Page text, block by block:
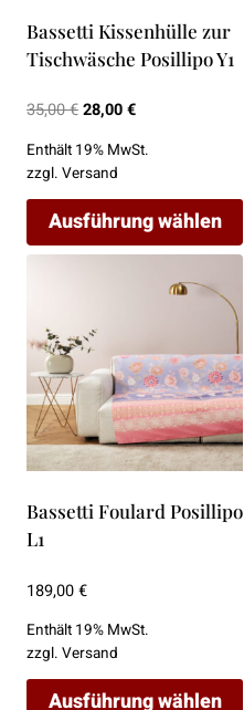
Bassetti Kissenhülle zur
Tischwäsche Posillipo Y1
35,00€Ursprünglicher
war:
35,00 €
28,00€Aktueller
ist:
Enthält 19% MwSt.
zzgl. Versand
Ausführung wählen
Dieses
mehrere
Varianten
auf.
Die
Optionen
können
auf
Produktseite
gewählt
werden
Bassetti Foulard Posillipo
L1
189,00€
Enthält 19% MwSt.
zzgl. Versand
Ausführung wählen